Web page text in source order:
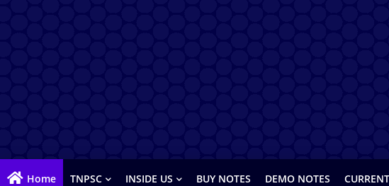
Home TNPSC INSIDE US BUY NOTES DEMO NOTES